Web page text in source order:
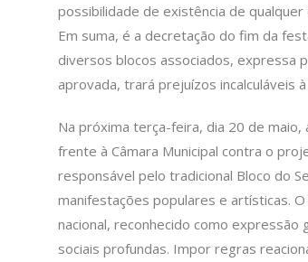
possibilidade de existência de
Em suma, é a decretação do fim da
diversos blocos associados, expressa
aprovada, trará prejuízos incalculáveis
Na próxima terça-feira, dia 20 de
frente à Câmara Municipal contra o
responsável pelo tradicional Bloco do
manifestações populares e artísticas.
nacional, reconhecido como expressão
sociais profundas. Impor regras